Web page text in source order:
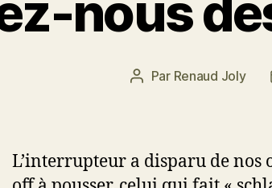
nous
Auteur
Par Renaud Joly
L’interrupteur a disparu de nos